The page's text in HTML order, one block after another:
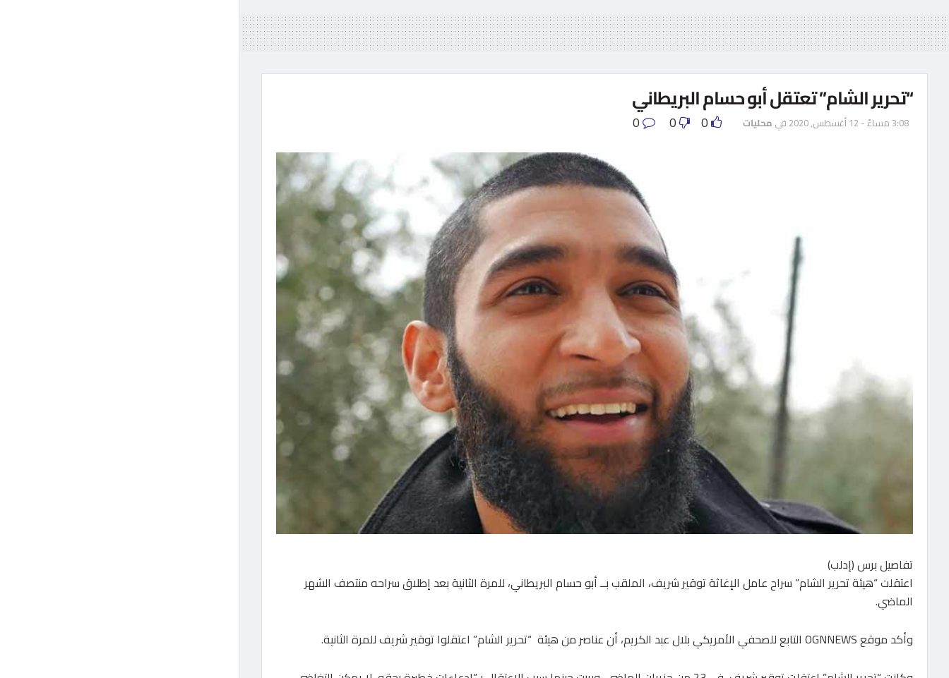
“تحرير الشام” تعتقل أبو حسام البريطاني
3:08 مساءً - 12 أغسطس, 2020 في محليات 0
0
تفاصيل برس (إدلب)
اعتقلت “هيئة تحرير الشام” سراح عامل الإغاثة توقير شريف، الملقب بــ أبو حسام البريطاني، للمرة الثانية بعد إطلاق سراحه منتصف الشهر
الماضي.
وأكد موقع OGNNEWS التابع للصحفي الأمريكي بلال عبد الكريم، أن عناصر من هيئة “تحرير الشام” اعتقلوا توقير شريف للمرة الثانية.